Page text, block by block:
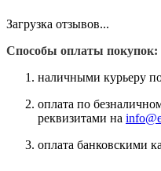
Загрузка отзывов...
Способы оплаты покупок:
наличными курьеру
оплата по
реквизитами на
оплата банковскими